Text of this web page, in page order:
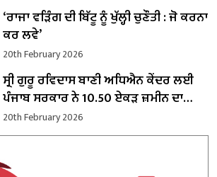
‘ਰਾਜਾ ਵੜਿੰਗ ਦੀ ਬਿੱਟੂ ਨੂੰ ਖੁੱਲ੍ਹੀ ਚੁਣੌਤੀ : ਜੋ ਕਰਨਾ
ਕਰ ਲਵੇ’
20th February 2026
ਸ੍ਰੀ ਗੁਰੂ ਰਵਿਦਾਸ ਬਾਣੀ ਅਧਿਐਨ ਕੇਂਦਰ ਲਈ
ਪੰਜਾਬ ਸਰਕਾਰ ਨੇ 10.50 ਏਕੜ ਜ਼ਮੀਨ ਦਾ
ਕਬਜ਼ਾ ਲਿਆ
20th February 2026